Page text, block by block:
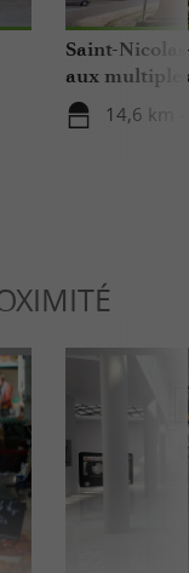
Saint-
aux
14,6 km -